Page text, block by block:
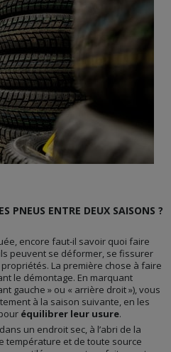
PNEUS ENTRE DEUX SAISONS ?
encore faut-il savoir quoi faire
peuvent se déformer, se fissurer
La première chose à faire
le démontage. En marquant
gauche » ou « arrière droit »), vous
à la saison suivante, en les
équilibrer leur usure.
dans un endroit sec, à l’abri de la
température et de toute source